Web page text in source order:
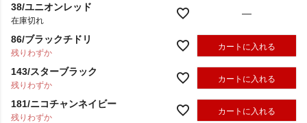
38/ユニオンレッド
在庫切れ
—
86/ブラックチドリ
残りわずか
カートに入れる
143/スターブラック
残りわずか
カートに入れる
181/ニコチャンネイビー
残りわずか
カートに入れる